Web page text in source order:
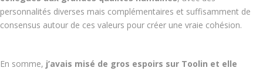
personnalités diverses mais complémentaires et suffisamment de
consensus autour de ces valeurs pour créer une vraie cohésion.
En somme, j’avais misé de gros espoirs sur Toolin et elle